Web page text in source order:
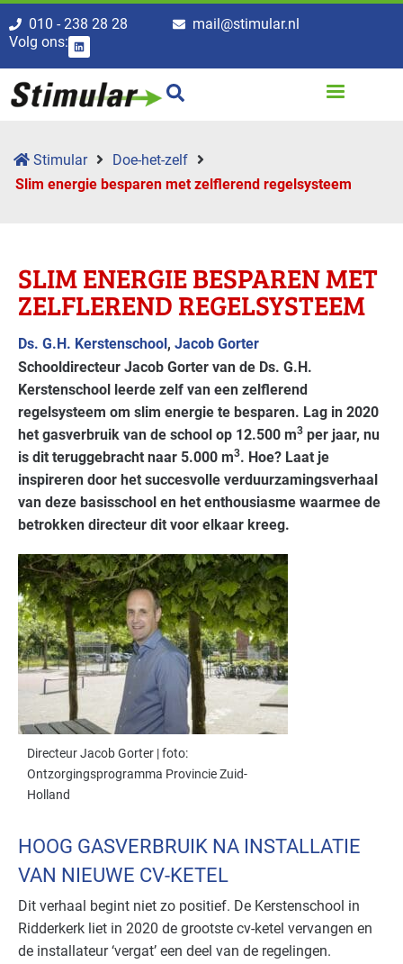
010 - 238 28 28
mail@stimular.nl
Volg ons:
Stimular
Doe-het-zelf
Slim energie besparen met zelflerend regelsysteem
SLIM ENERGIE BESPAREN MET
ZELFLEREND REGELSYSTEEM
Ds. G.H. Kerstenschool, Jacob Gorter
Schooldirecteur Jacob Gorter van de Ds. G.H.
Kerstenschool leerde zelf van een zelflerend
regelsysteem om slim energie te besparen. Lag in 2020
het gasverbruik van de school op 12.500 m3 per jaar, nu
is dit teruggebracht naar 5.000 m3. Hoe? Laat je
inspireren door het succesvolle verduurzamingsverhaal
van deze basisschool en het enthousiasme waarmee de
betrokken directeur dit voor elkaar kreeg.
Directeur Jacob Gorter | foto:
Ontzorgingsprogramma Provincie Zuid-
Holland
HOOG GASVERBRUIK NA INSTALLATIE
VAN NIEUWE CV-KETEL
Dit verhaal begint niet zo positief. De Kerstenschool in
Ridderkerk liet in 2020 de grootste cv-ketel vervangen en
de installateur ‘vergat’ een deel van de regelingen.